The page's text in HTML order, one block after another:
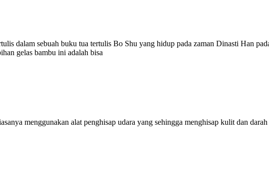
dalam sebuah buku tua tertulis Bo Shu yang hidup pada zaman Dinasti Han
gelas bambu ini adalah bisa
menggunakan alat penghisap udara yang sehingga menghisap kulit dan darah